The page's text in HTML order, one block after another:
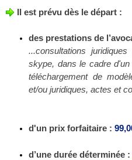
Il est prévu dès le départ :
des prestations de
...consultations
skype, dans le cadre
téléchargement de
et/ou juridiques, actes et
d'un prix forfaitaire :
d’une durée déterminée :